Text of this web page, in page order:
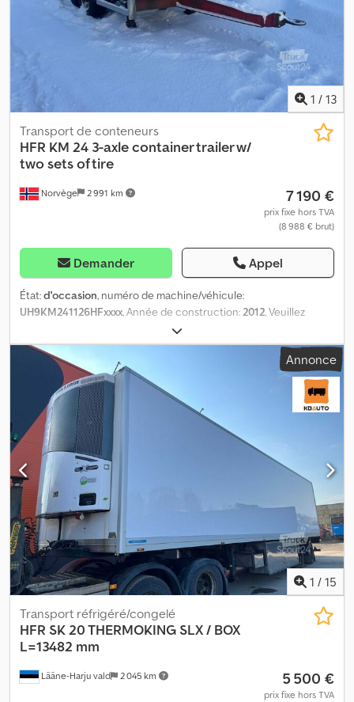
1 / 13
Norvège 2 991 km
Transport de conteneurs
HFR KM 24 3-axle container trailer w/
two sets of tire
7 190 €
prix fixe hors TVA
(8 988 € brut)
Demander Appel
État:d'occasion, numéro de machine/véhicule:
UH9KM241126HFxxxx, Année de construction:2012, Veuillez
indiquer le numéro de référence lors de la demande : 22528
Spécifications : Année du modèle : 2012 3 essieux Longueur : 991
cm Poids net : 4 620 kg Charge utile maximale : 19 380 kg Pneus
(voir photos) Pneus hiver Livraison sur accord Description :
Remorque HFR KM 24 à 3 essieux de 2012 avec deux jeux de
pneus. Livraison sur accord. Contrôle technique : Non
Homologué UE jusqu’au : 23/01/2026 Poids à vide : 4 620 kg
Charge utile : 19 380 kg Modèle : KM 24 remorque 3 essieux avec
deux jeux de pneus. Sera homologué UE avant la vente ! =
Informations complémentaires = Dcedpfxjzqk Tyo Aqlok Veuillez
contacter ATS Norway pour plus d’informations.
Annonce
1 / 15
Lääne-Harju vald 2 045 km
Transport réfrigéré/congelé
HFR SK 20 THERMOKING SLX / BOX
L=13482 mm
5 500 €
prix fixe hors TVA